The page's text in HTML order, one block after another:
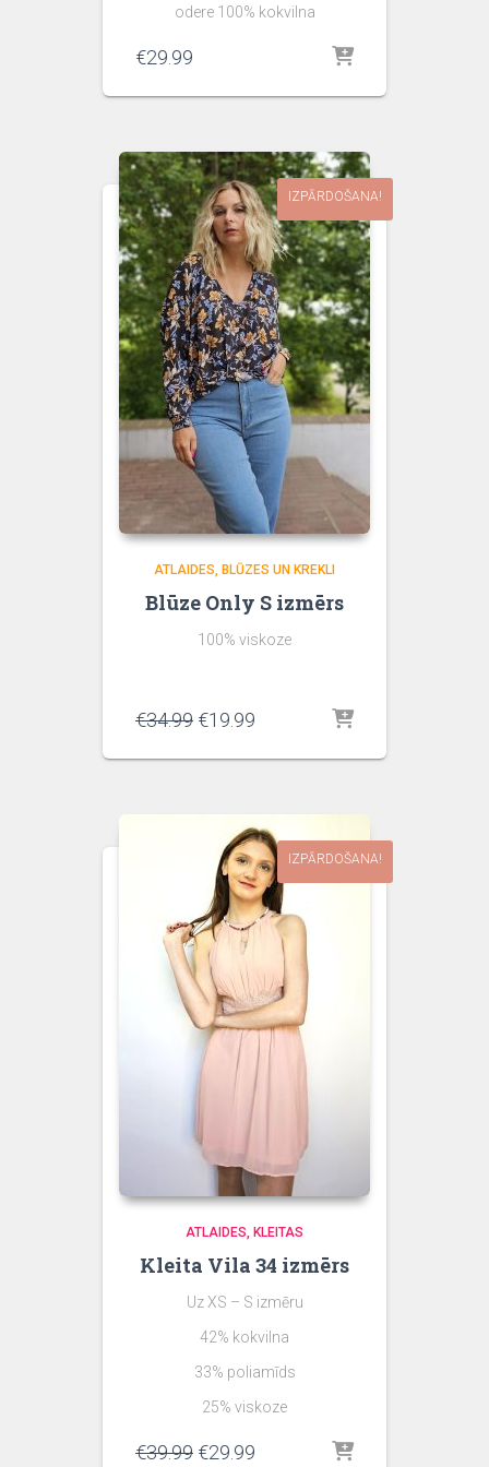
odere 100% kokvilna
€29.99
IZPĀRDOŠANA!
ATLAIDES BLŪZES UN KREKLI
Blūze Only S izmērs
100% viskoze
€34.99 Original
was:
€19.99
is:
IZPĀRDOŠANA!
ATLAIDES KLEITAS
Kleita Vila 34 izmērs
Uz XS – S izmēru
42% kokvilna
33% poliamīds
25% viskoze
€39.99 Original
€29.99